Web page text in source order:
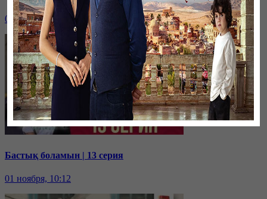
01 ноября, 10:14
Бастық боламын | 13 серия
01 ноября, 10:12